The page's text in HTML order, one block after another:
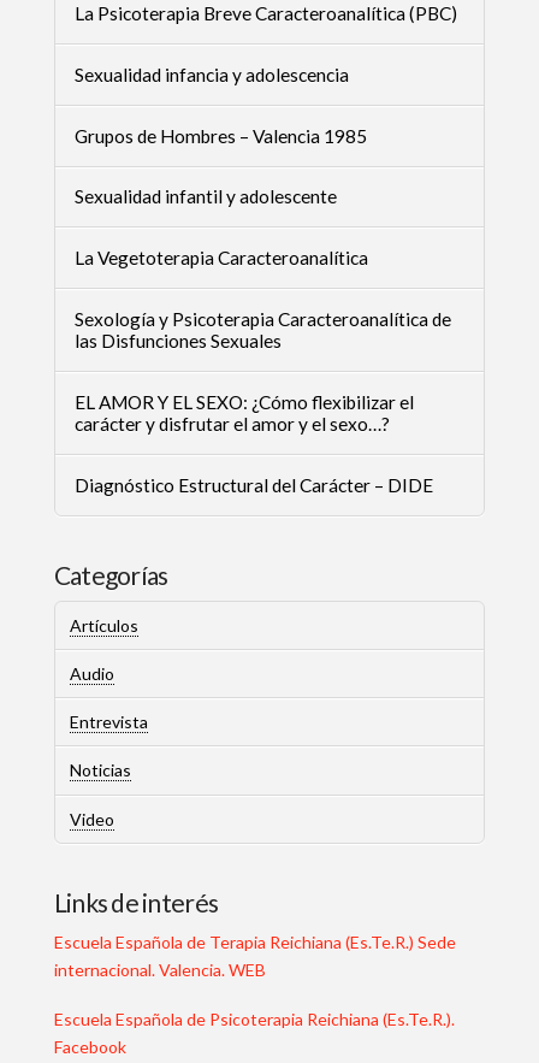
La Psicoterapia Breve Caracteroanalítica (PBC)
Sexualidad infancia y adolescencia
Grupos de Hombres – Valencia 1985
Sexualidad infantil y adolescente
La Vegetoterapia Caracteroanalítica
Sexología y Psicoterapia Caracteroanalítica de
las Disfunciones Sexuales
EL AMOR Y EL SEXO: ¿Cómo flexibilizar el
carácter y disfrutar el amor y el sexo…?
Diagnóstico Estructural del Carácter – DIDE
Categorías
Artículos
Audio
Entrevista
Noticias
Video
Links de interés
Escuela Española de Terapia Reichiana (Es.Te.R.) Sede
internacional. Valencia. WEB
Escuela Española de Psicoterapia Reichiana (Es.Te.R.).
Facebook